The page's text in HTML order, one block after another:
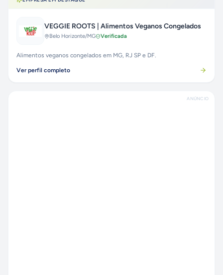
VEGGIE ROOTS | Alimentos Veganos Congelados
Belo Horizonte/MG Verificada
Alimentos veganos congelados em MG, RJ SP e DF.
Ver perfil completo
ANÚNCIO